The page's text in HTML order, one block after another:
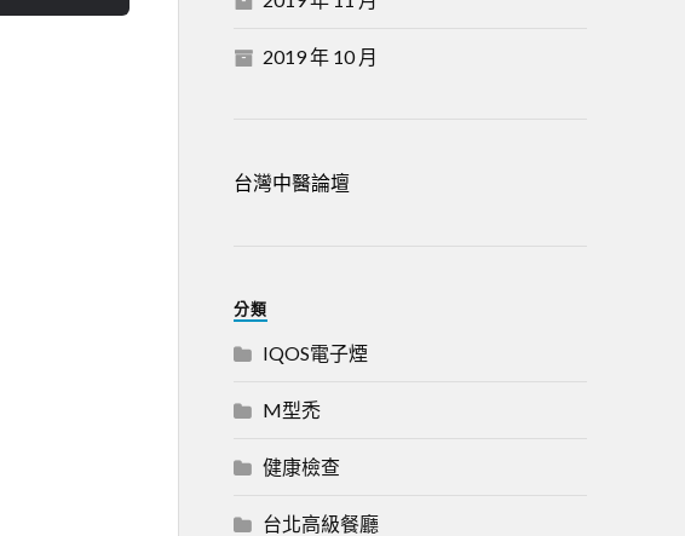
2019 年 10 月
台灣中醫論壇
分類
IQOS電子煙
M型禿
健康檢查
台北高級餐廳